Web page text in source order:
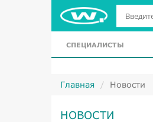
СПЕЦИАЛИСТЫ
Главная Новости
НОВОСТИ